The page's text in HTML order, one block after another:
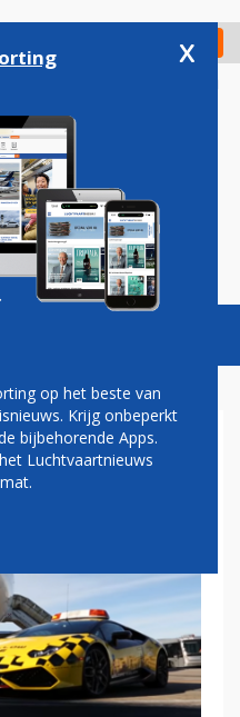
Check in
Vacatures
LAMBO
x
op het beste van
Krijg onbeperkt
bijbehorende Apps.
Luchtvaartnieuws